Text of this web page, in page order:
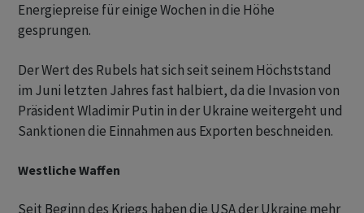
Energiepreise für einige Wochen in die Höhe
gesprungen.
Der Wert des Rubels hat sich seit seinem Höchststand
im Juni letzten Jahres fast halbiert, da die Invasion von
Präsident Wladimir Putin in der Ukraine weitergeht und
Sanktionen die Einnahmen aus Exporten beschneiden.
Westliche Waffen
Seit Beginn des Kriegs haben die USA der Ukraine mehr